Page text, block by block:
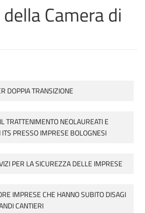
Camera di
DOPPIA TRANSIZIONE
TRATTENIMENTO NEOLAUREATI E
PRESSO IMPRESE BOLOGNESI
PER LA SICUREZZA DELLE IMPRESE
IMPRESE CHE HANNO SUBITO DISAGI
CANTIERI